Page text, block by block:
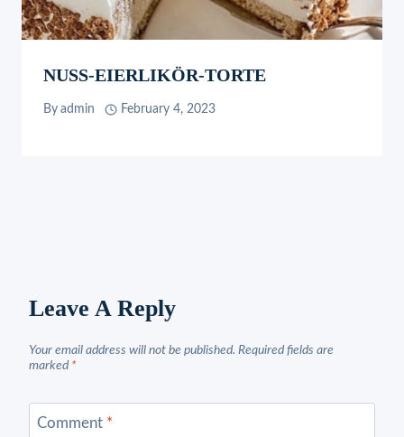
NUSS-EIERLIKÖR-TORTE
By admin February 4, 2023
Leave A Reply
Your email address will not be published. Required fields are
marked *
Comment *